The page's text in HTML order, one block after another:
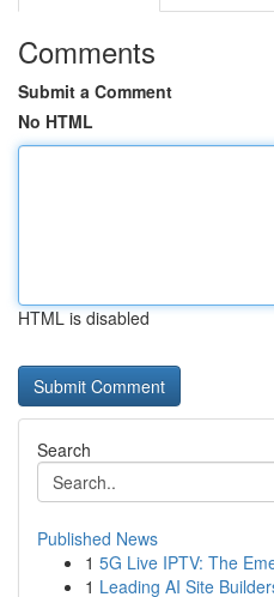
Comments
Submit a Comment
No HTML
HTML is disabled
Search
Published News
1 5G Live IPTV: The
1 Leading AI Site